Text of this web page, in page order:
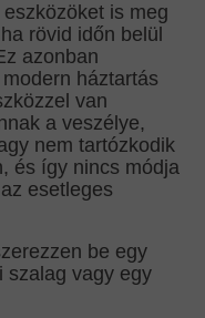
is meg
rövid időn belül
azonban
háztartás
van
a veszélye,
nem tartózkodik
és így nincs módja
esetleges
be egy
szalag vagy egy